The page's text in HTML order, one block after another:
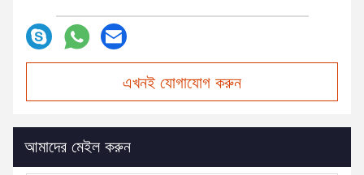
এখনই যোগাযোগ করুন
আমাদের মেইল করুন